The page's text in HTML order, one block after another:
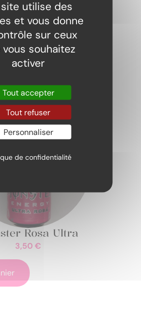
Pineapple
2,20€
Rosa Ultra
3,50€
utilise des
et vous donne
sur ceux
vous souhaitez
activer
Tout accepter
Tout refuser
Personnaliser
de confidentialité